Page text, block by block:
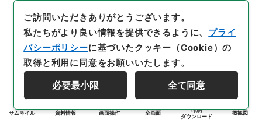
サムネイル 資料情報 画面操作 全画面
印刷
ダウンロード
概観図
ご訪問いただきありがとうございます。
私たちがより良い情報を提供できるように、 プライ
バシーポリシーに基づいたクッキー（Cookie）の
取得と利用に同意をお願いいたします。
必要最小限 全て同意